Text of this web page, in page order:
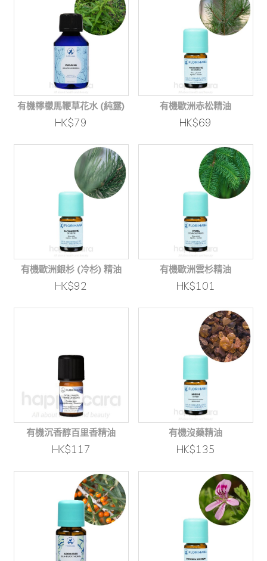
有機檸檬馬鞭草花水 (純露)
HK$79
有機歐洲赤松精油
HK$69
有機歐洲銀杉 (冷杉) 精油
HK$92
有機歐洲雲杉精油
HK$101
有機沉香醇百里香精油
HK$117
有機沒藥精油
HK$135